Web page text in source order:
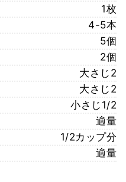
1枚
4-5本
5個
2個
大さじ2
大さじ2
小さじ1/2
適量
1/2カップ分
適量